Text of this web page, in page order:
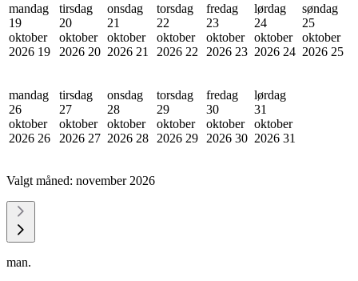
mandag
19
oktober
2026 19
tirsdag
20
oktober
2026 20
onsdag
21
oktober
2026 21
torsdag
22
oktober
2026 22
fredag
23
oktober
2026 23
lørdag
24
oktober
2026 24
søndag
25
oktober
2026 25
mandag
26
oktober
2026 26
tirsdag
27
oktober
2026 27
onsdag
28
oktober
2026 28
torsdag
29
oktober
2026 29
fredag
30
oktober
2026 30
lørdag
31
oktober
2026 31
Valgt måned: november 2026
man.